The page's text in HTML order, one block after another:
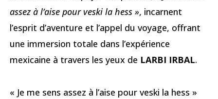
assez à l’aise pour veski la hess », incarnent
l’esprit d’aventure et l’appel du voyage, offrant
une immersion totale dans l’expérience
mexicaine à travers les yeux de LARBI IRBAL.
« Je me sens assez à l’aise pour veski la hess »